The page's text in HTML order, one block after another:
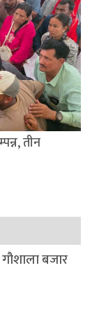
तीन
बजार